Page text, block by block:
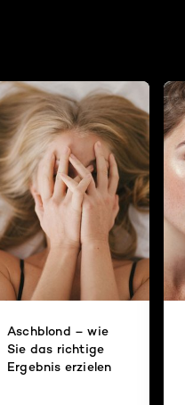
Aschblond – wie
Sie das richtige
Ergebnis erzielen